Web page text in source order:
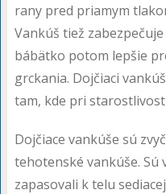
rany pred priamym
Vankúš tiež
bábätko potom lepšie
grckania. Dojčiaci
tam, kde pri
Dojčiace vankúše sú
tehotenské vankúše. Sú
zapasovali k telu